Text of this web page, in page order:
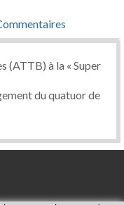
(ATTB) à la « Super
du quatuor de